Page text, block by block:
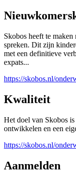
Skobos heeft te
spreken. Dit zijn
met een definitieve
expats...
https://skobos.nl/
Kwaliteit
Het doel van Skobos
ontwikkelen en een
https://skobos.nl/
Aanmelden